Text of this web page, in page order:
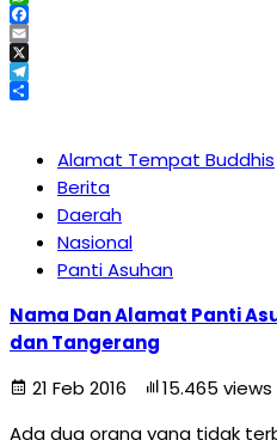
WhatsApp
Facebook
Email
X
Telegram
Alamat Tempat Buddhis
Berita
Daerah
Nasional
Panti Asuhan
Nama Dan Alamat Panti
dan Tangerang
21 Feb 2016
15.465 views
Ada dua orang yang tidak